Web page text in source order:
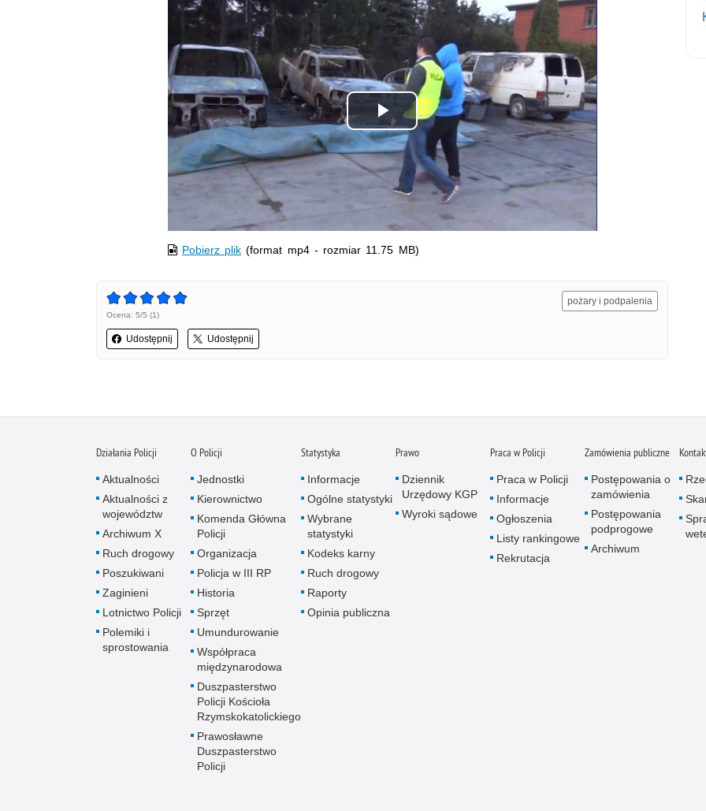
Odtwórz
wideo
Pobierz plik (format mp4 - rozmiar 11.75 MB)
Ocena: 5/5 (1)
Udostępnij Udostępnij
pożary i podpalenia
Działania Policji
Aktualności
Aktualności z
województw
Archiwum X
Ruch drogowy
Poszukiwani
Zaginieni
Lotnictwo Policji
Polemiki i
sprostowania
O Policji
Jednostki
Kierownictwo
Komenda Główna
Policji
Organizacja
Policja w III RP
Historia
Sprzęt
Umundurowanie
Współpraca
międzynarodowa
Duszpasterstwo
Policji Kościoła
Rzymskokatolickiego
Prawosławne
Duszpasterstwo
Policji
Statystyka
Informacje
Ogólne statystyki
Wybrane
statystyki
Kodeks karny
Ruch drogowy
Raporty
Opinia publiczna
Prawo
Dziennik
Urzędowy KGP
Wyroki sądowe
Praca w Policji
Praca w Policji
Informacje
Ogłoszenia
Listy rankingowe
Rekrutacja
Zamówienia publiczne
Postępowania o
zamówienia
Postępowania
podprogowe
Archiwum